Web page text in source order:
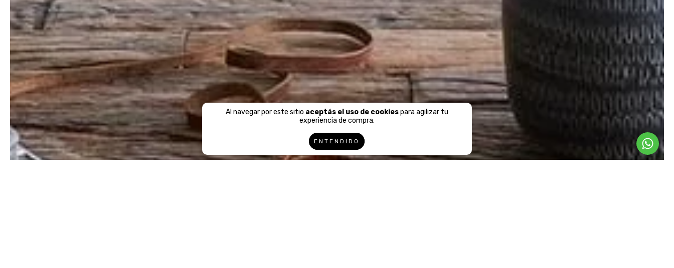
Al navegar por este sitio aceptás el uso de cookiespara agilizar tu
experiencia de compra.
ENTENDIDO